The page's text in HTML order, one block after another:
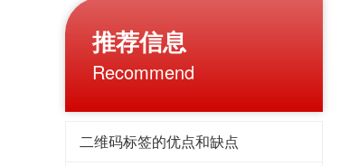
推荐信息
Recommend
二维码标签的优点和缺点